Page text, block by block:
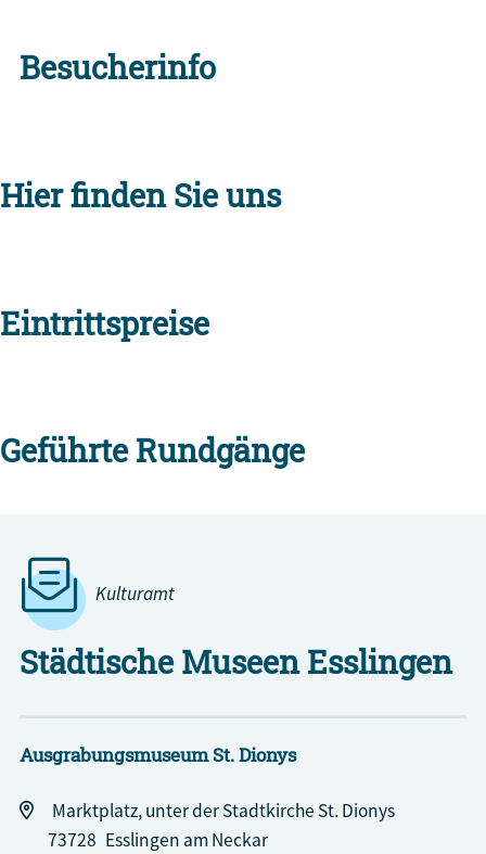
Besucherinfo
Hier finden Sie uns
Eintrittspreise
Geführte Rundgänge
Kulturamt
Städtische Museen Esslingen
Ausgrabungsmuseum St. Dionys
Marktplatz, unter der Stadtkirche St. Dionys
73728 Esslingen am Neckar